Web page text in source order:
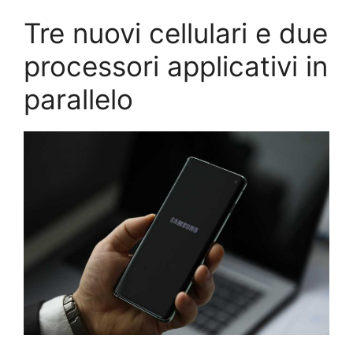
Tre nuovi cellulari e due
processori applicativi in
parallelo